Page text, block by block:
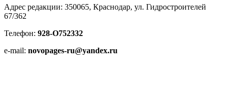
Адрес редакции: 350065, Краснодар, ул. Гидростроителей
67/362
Телефон: 928-O752332
e-mail: novopages-ru@yandex.ru